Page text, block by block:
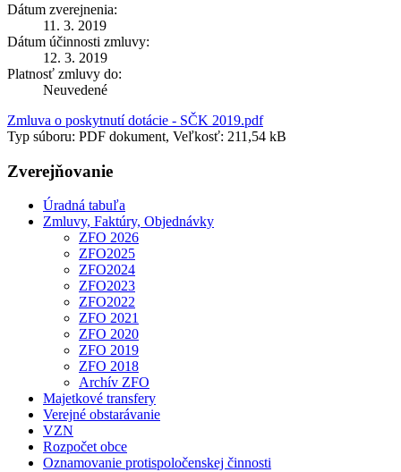
Dátum zverejnenia:
11. 3. 2019
Dátum účinnosti zmluvy:
12. 3. 2019
Platnosť zmluvy do:
Neuvedené
Zmluva o poskytnutí dotácie - SČK 2019.pdf
Typ súboru: PDF dokument, Veľkosť: 211,54 kB
Zverejňovanie
Úradná tabuľa
Zmluvy, Faktúry, Objednávky
ZFO 2026
ZFO2025
ZFO2024
ZFO2023
ZFO2022
ZFO 2021
ZFO 2020
ZFO 2019
ZFO 2018
Archív ZFO
Majetkové transfery
Verejné obstarávanie
VZN
Rozpočet obce
Oznamovanie protispoločenskej činnosti